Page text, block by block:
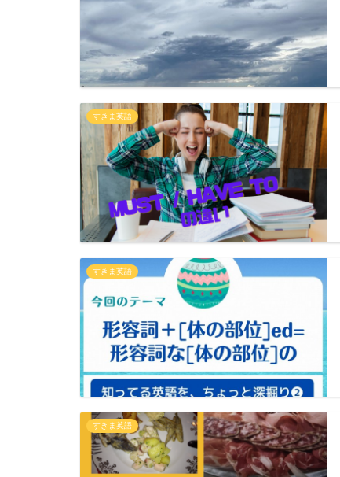
すきま英語
すきま英語
すきま英語